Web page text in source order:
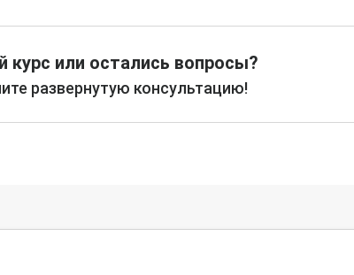
или остались вопросы?
развернутую консультацию!